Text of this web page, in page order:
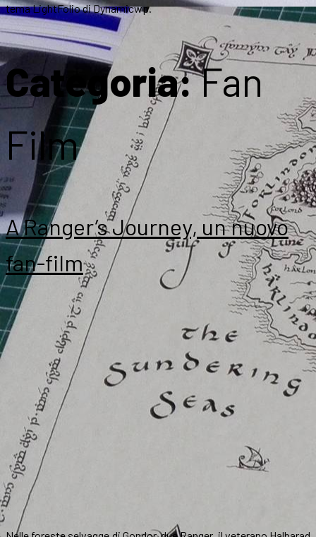
tema LightFolio di Dynamicwp.
Categoria:Fan
Film
A Ranger’s Journey, un nuovo
fan-film